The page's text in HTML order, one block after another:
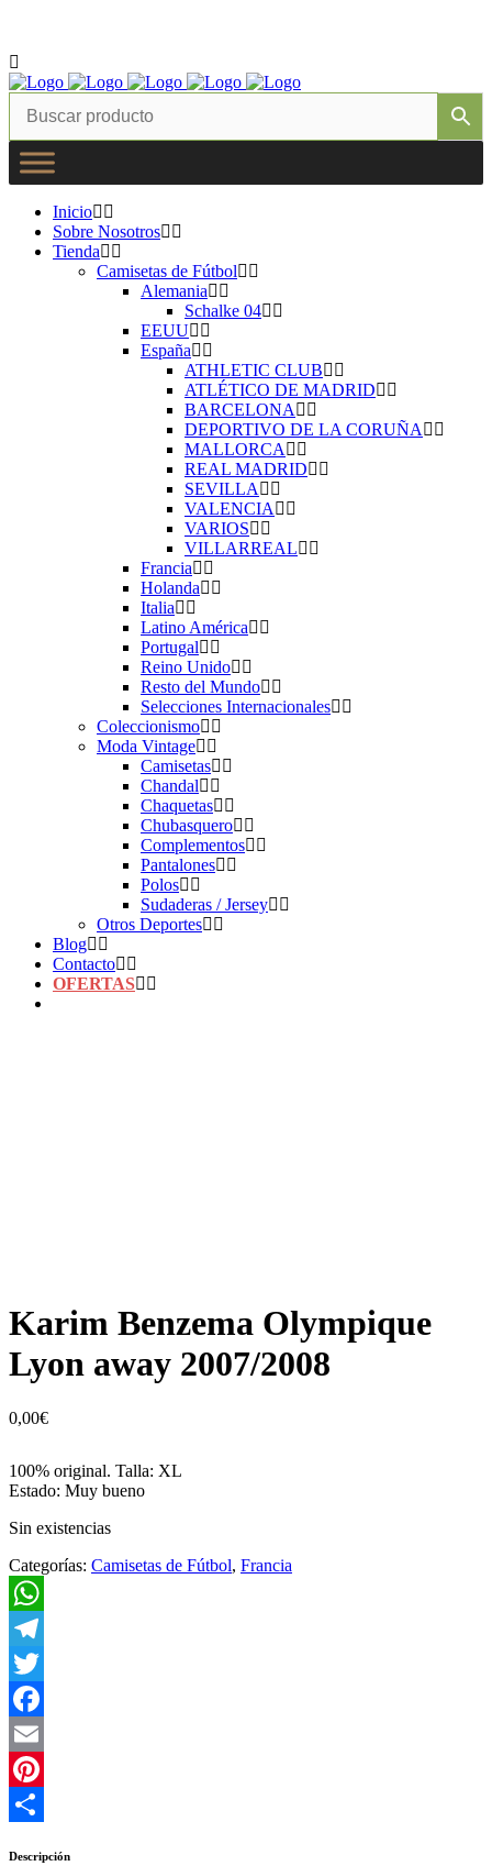
Inicio
Sobre Nosotros
Tienda
Camisetas de Fútbol
Alemania
Schalke 04
EEUU
España
ATHLETIC CLUB
ATLÉTICO DE MADRID
BARCELONA
DEPORTIVO DE LA CORUÑA
MALLORCA
REAL MADRID
SEVILLA
VALENCIA
VARIOS
VILLARREAL
Francia
Holanda
Italia
Latino América
Portugal
Reino Unido
Resto del Mundo
Selecciones Internacionales
Coleccionismo
Moda Vintage
Camisetas
Chandal
Chaquetas
Chubasquero
Complementos
Pantalones
Polos
Sudaderas / Jersey
Otros Deportes
Blog
Contacto
OFERTAS
Karim Benzema Olympique
Lyon away 2007/2008
0,00€
100% original. Talla: XL
Estado: Muy bueno
Sin existencias
Categorías: Camisetas de Fútbol, Francia
WhatsApp
Telegram
Twitter
Facebook
Email
Pinterest
Descripción